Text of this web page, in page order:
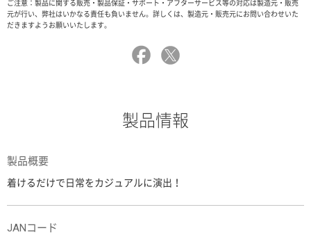
ご注意：製品に関する販売・製品保証・サポート・アフターサービス等の対応は製造元・販売
元が行い、弊社はいかなる責任も負いません。詳しくは、製造元・販売元にお問い合わせいた
だきますようお願いいたします。
製品情報
製品概要
着けるだけで日常をカジュアルに演出！
JANコード